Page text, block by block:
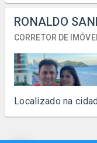
RONALDO
CORRETOR DE
Localizado na